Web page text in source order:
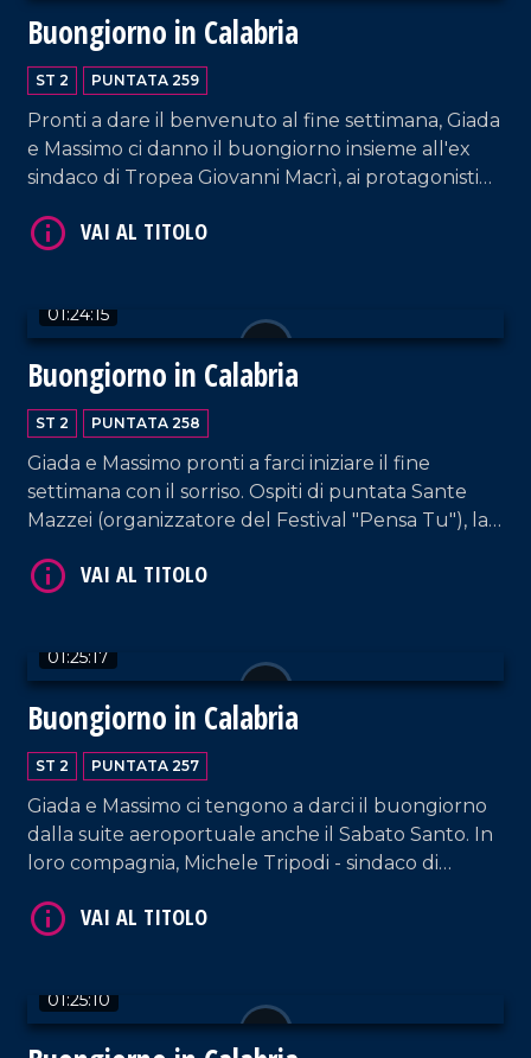
Buongiorno in Calabria
ST 2 PUNTATA 259
Pronti a dare il benvenuto al fine settimana, Giada
e Massimo ci danno il buongiorno insieme all'ex
sindaco di Tropea Giovanni Macrì, ai protagonisti
Pierfrancesco Giraldi, e Matteo Ferraro e Manuel
01:24:15
Buongiorno in Calabria
ST 2 PUNTATA 258
Giada e Massimo pronti a farci iniziare il fine
settimana con il sorriso. Ospiti di puntata Sante
Mazzei (organizzatore del Festival "Pensa Tu"), la
Francesca Alessia Cipparrone e "i_cannarelliz"
01:25:17
Buongiorno in Calabria
ST 2 PUNTATA 257
Giada e Massimo ci tengono a darci il buongiorno
dalla suite aeroportuale anche il Sabato Santo. In
loro compagnia, Michele Tripodi - sindaco di
Francesco Manna e il cantante lirico e direttore
01:25:10
VAI AL TITOLO
VAI AL TITOLO
VAI AL TITOLO
VAI AL TITOLO